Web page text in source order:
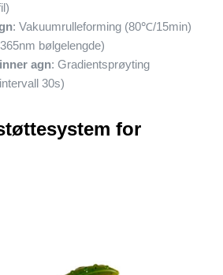
: Vakuumrulleforming (80℃/15min)
bølgelengde)
agn: Gradientsprøyting
30s)
for